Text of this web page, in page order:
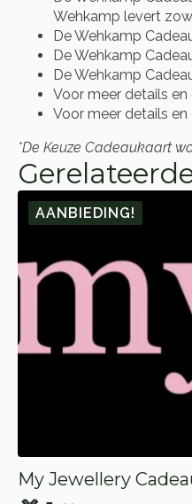
Wehkamp levert
De Wehkamp
De Wehkamp
De Wehkamp
Voor meer details
Voor meer details
*De Keuze Cadeaukaart
AANBIEDING!
My Jewellery